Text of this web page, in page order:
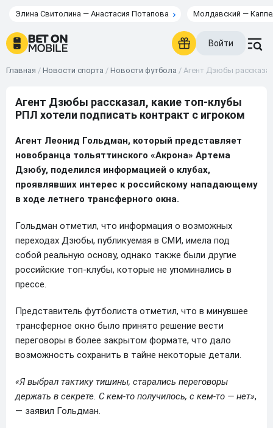
Элина Свитолина — Анастасия Потапова Молдавский —
Войти
Главная / Новости спорта / Новости футбола / Агент Дзюбы
Агент Дзюбы рассказал, какие топ-клубы
РПЛ хотели подписать контракт с игроком
Агент Леонид Гольдман, который представляет
новобранца тольяттинского «Акрона» Артема
Дзюбу, поделился информацией о клубах,
проявлявших интерес к российскому нападающему
в ходе летнего трансферного окна.
Гольдман отметил, что информация о возможных
переходах Дзюбы, публикуемая в СМИ, имела под
собой реальную основу, однако также были другие
российские топ-клубы, которые не упоминались в
прессе.
Представитель футболиста отметил, что в минувшее
трансферное окно было принято решение вести
переговоры в более закрытом формате, что дало
возможность сохранить в тайне некоторые детали.
«Я выбрал тактику тишины, старались переговоры
держать в секрете. С кем-то получилось, с кем-то — нет»,
— заявил Гольдман.